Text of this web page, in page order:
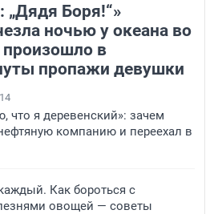
„Дядя Боря!“»
ночью у океана во
в
пропажи девушки
14
что я деревенский»: зачем
компанию и переехал в
Как бороться с
овощей — советы